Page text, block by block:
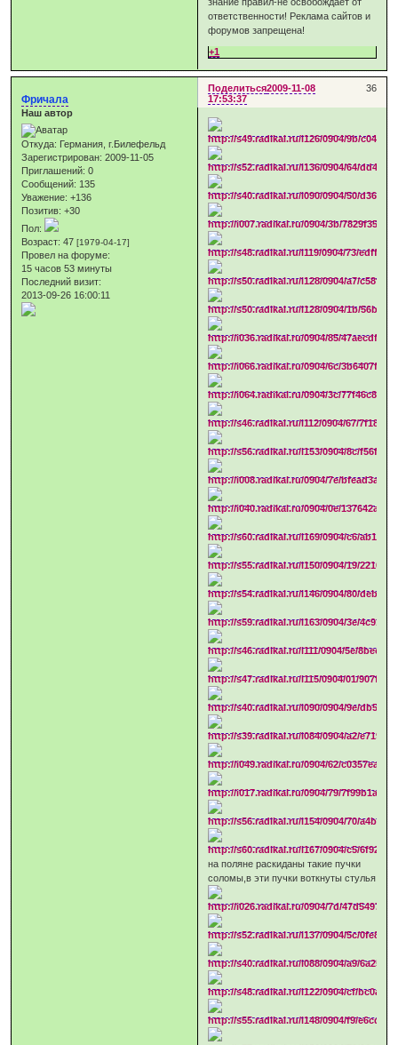
ответственности! Реклама сайтов и
форумов запрещена!
+1
Поделиться 36
2009-11-08
17:53:37
Фричала
Наш автор
Откуда: Германия, г.Билефельд
Зарегистрирован: 2009-11-05
Приглашений: 0
Сообщений: 135
Уважение: +136
Позитив: +30
Пол:
Возраст: 47[1979-04-17]
Провел на форуме:
15 часов 53 минуты
Последний визит:
2013-09-26 16:00:11
на поляне раскиданы такие пучки
соломы,в эти пучки воткнуты стулья